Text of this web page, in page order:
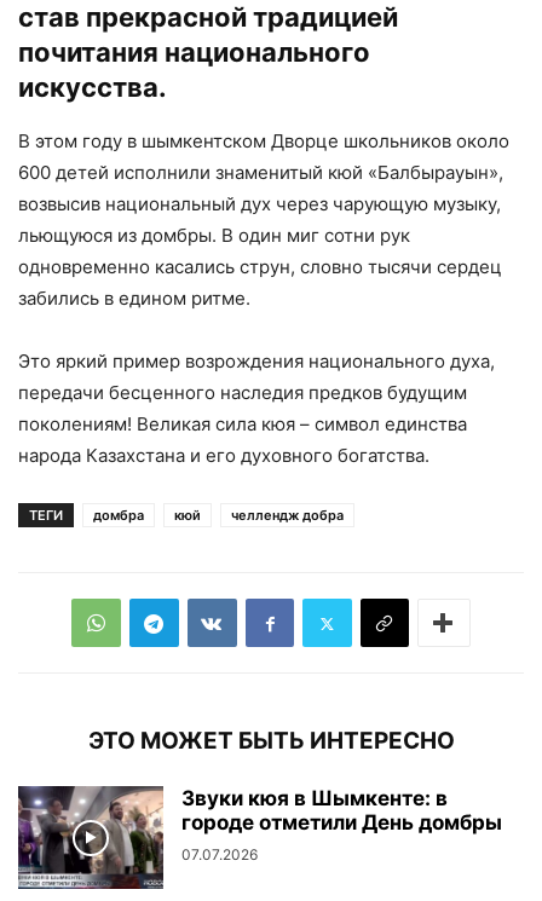
став прекрасной традицией
почитания национального
искусства.
В этом году в шымкентском Дворце школьников около
600 детей исполнили знаменитый кюй «Балбырауын»,
возвысив национальный дух через чарующую музыку,
льющуюся из домбры. В один миг сотни рук
одновременно касались струн, словно тысячи сердец
забились в едином ритме.
Это яркий пример возрождения национального духа,
передачи бесценного наследия предков будущим
поколениям! Великая сила кюя – символ единства
народа Казахстана и его духовного богатства.
ТЕГИ домбра кюй челлендж добра
ЭТО МОЖЕТ БЫТЬ ИНТЕРЕСНО
Звуки кюя в Шымкенте: в
городе отметили День домбры
07.07.2026